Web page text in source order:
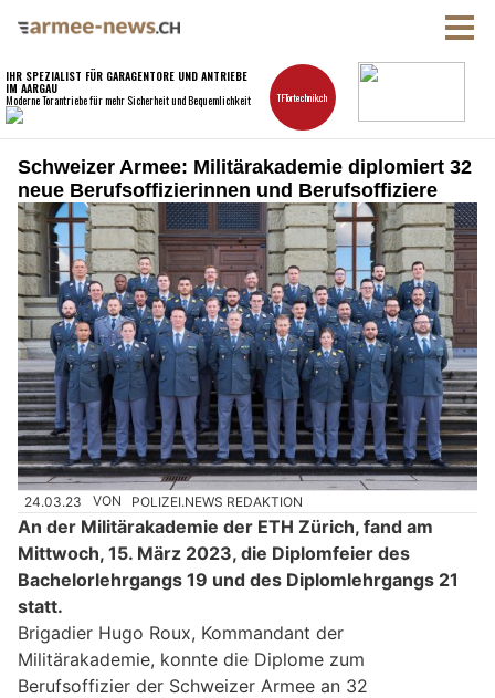
Schweizer Armee: Militärakademie diplomiert 32
neue Berufsoffizierinnen und Berufsoffiziere
24.03.23 VON POLIZEI.NEWS REDAKTION
An der Militärakademie der ETH Zürich, fand am
Mittwoch, 15. März 2023, die Diplomfeier des
Bachelorlehrgangs 19 und des Diplomlehrgangs 21
statt.
Brigadier Hugo Roux, Kommandant der
Militärakademie, konnte die Diplome zum
Berufsoffizier der Schweizer Armee an 32